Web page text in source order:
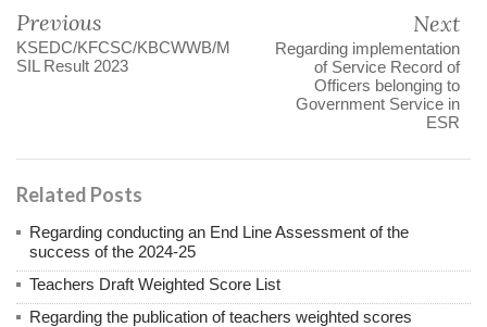
Previous
KSEDC/KFCSC/KBCWWB/M
SIL Result 2023
Next
Regarding implementation
of Service Record of
Officers belonging to
Government Service in
ESR
Related Posts
Regarding conducting an End Line Assessment of the
success of the 2024-25
Teachers Draft Weighted Score List
Regarding the publication of teachers weighted scores